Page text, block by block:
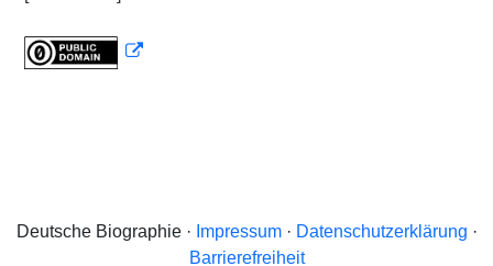
Deutsche Biographie · Impressum· Datenschutzerklärung ·
Barrierefreiheit